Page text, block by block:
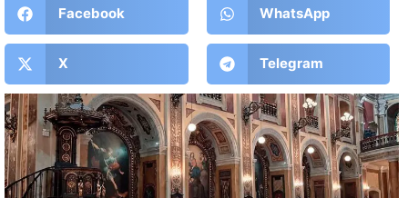
Facebook WhatsApp
X Telegram